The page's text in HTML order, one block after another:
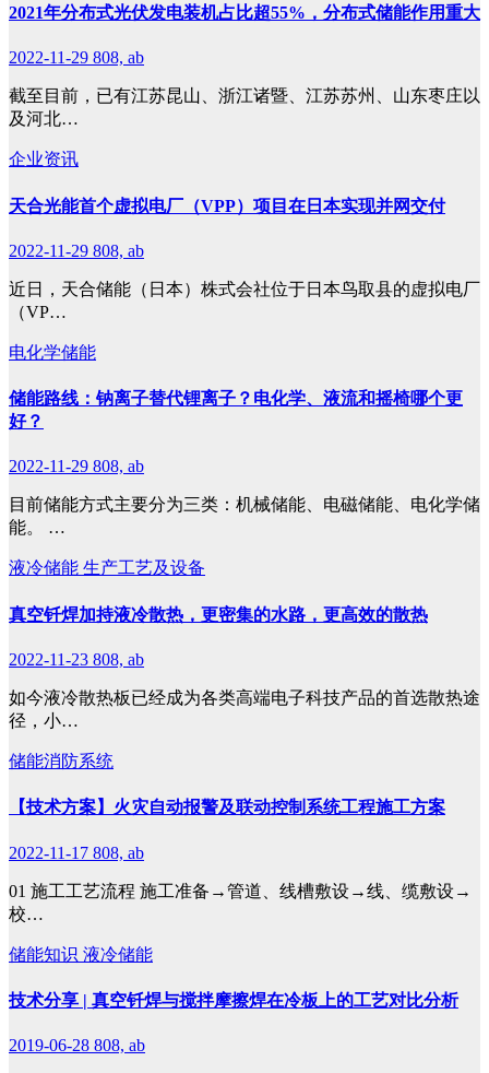
2021年分布式光伏发电装机占比超55%，分布式储能作用重大
2022-11-29 808, ab
截至目前，已有江苏昆山、浙江诸暨、江苏苏州、山东枣庄以
及河北…
企业资讯
天合光能首个虚拟电厂（VPP）项目在日本实现并网交付
2022-11-29 808, ab
近日，天合储能（日本）株式会社位于日本鸟取县的虚拟电厂
（VP…
电化学储能
储能路线：钠离子替代锂离子？电化学、液流和摇椅哪个更
好？
2022-11-29 808, ab
目前储能方式主要分为三类：机械储能、电磁储能、电化学储
能。 …
液冷储能 生产工艺及设备
真空钎焊加持液冷散热，更密集的水路，更高效的散热
2022-11-23 808, ab
如今液冷散热板已经成为各类高端电子科技产品的首选散热途
径，小…
储能消防系统
【技术方案】火灾自动报警及联动控制系统工程施工方案
2022-11-17 808, ab
01 施工工艺流程 施工准备→管道、线槽敷设→线、缆敷设→
校…
储能知识 液冷储能
技术分享 | 真空钎焊与搅拌摩擦焊在冷板上的工艺对比分析
2019-06-28 808, ab